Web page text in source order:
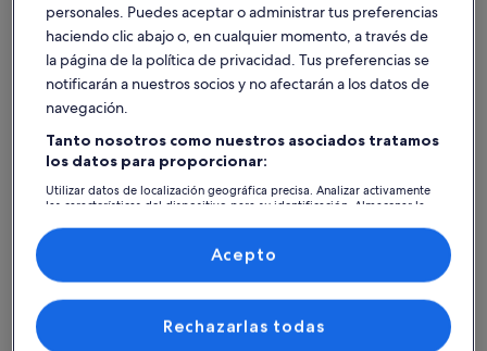
Explora la página y descubre casas de vacaciones en los alrededores
de Fundación Theodorakis que se convertirán en tu hogar por unos
días. Tanto si viajas con un grupo de amigos como con tu mascota,
las casas de vacaciones disponen de todos y cada uno de los
servicios que necesitaréis durante esos días fuera, como, por
que estés buscando: aquí darás con uno que cumpla con todas tus
expectativas, incluidos lugares accesibles y para no fumadores.
Encuentra un alojamiento de tu estilo
Busca casas Busca apartamentos Buscar
personales. Puedes aceptar o administrar tus preferencias
haciendo clic abajo o, en cualquier momento, a través de
la página de la política de privacidad. Tus preferencias se
notificarán a nuestros socios y no afectarán a los datos de
navegación.
Tanto nosotros como nuestros asociados tratamos
los datos para proporcionar:
Utilizar datos de localización geográfica precisa. Analizar activamente
las características del dispositivo para su identificación. Almacenar la
contenido personalizados, medición de publicidad y contenido,
investigación de audiencia y desarrollo de servicios.
Rechazarlas todas
Acepto